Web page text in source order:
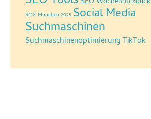
SMX München 2025 Social Media
Suchmaschinen
Suchmaschinenoptimierung TikTok